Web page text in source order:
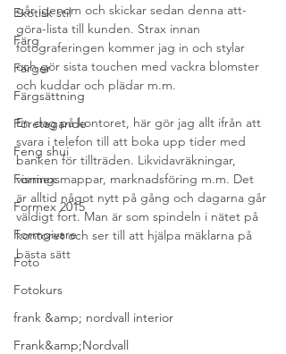
Exotisk stil
Färg
Färger
Färgsättning
Företagande
Feng shui
Formex
Formex 2015
Formgivare
Foto
Fotokurs
frank &amp; nordvall interior
Frank&amp;Nordvall
går igenom och skickar sedan denna att-
göra-lista till kunden. Strax innan
fotograferingen kommer jag in och stylar
och gör sista touchen med vackra blomster
och kuddar och plädar m.m.
En dag på kontoret, här gör jag allt ifrån att
svara i telefon till att boka upp tider med
banken för tillträden. Likvidavräkningar,
visningsmappar, marknadsföring m.m. Det
är alltid något nytt på gång och dagarna går
väldigt fort. Man är som spindeln i nätet på
kontoret och ser till att hjälpa mäklarna på
bästa sätt